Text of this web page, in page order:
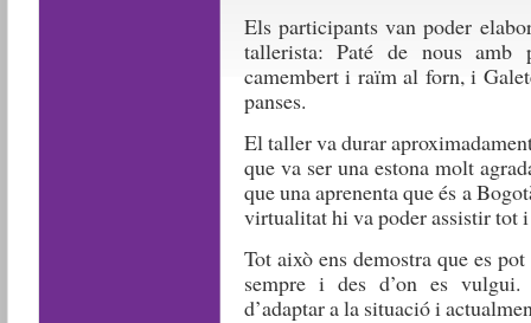
Els participants van poder
tallerista: Paté de nous amb
camembert i raïm al forn, i
panses.
El taller va durar
que va ser una estona molt
que una aprenenta que és a
virtualitat hi va poder assistir tot
Tot això ens demostra que es
sempre i des d’on es vulgui.
d’adaptar a la situació i